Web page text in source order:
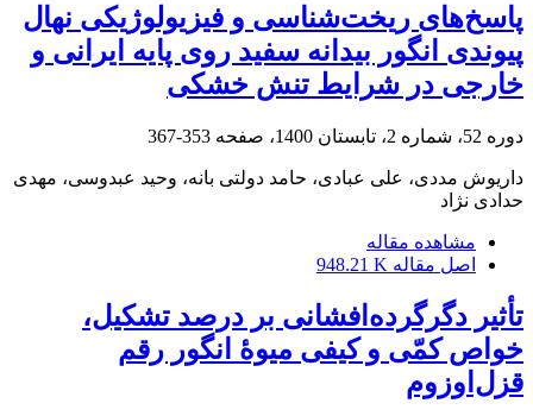
پاسخ‌های ریخت‌شناسی و فیزیولوژیکی نهال
پیوندی انگور بیدانه سفید روی پایه ایرانی و
خارجی در ‏شرایط تنش خشکی
دوره 52، شماره 2، تابستان 1400، صفحه 353-367
داریوش مددی، علی عبادی، حامد دولتی بانه، وحید عبدوسی، مهدی
حدادی نژاد
مشاهده مقاله
اصل مقاله 948.21 K
تأثیر دگرگرده‌افشانی بر درصد تشکیل،
خواص کمّی و کیفی میوۀ انگور رقم
قزل‌اوزوم